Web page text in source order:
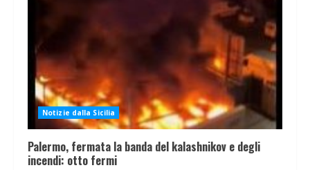
Notizie dalla Sicilia
Palermo, fermata la banda del kalashnikov e degli
incendi: otto fermi